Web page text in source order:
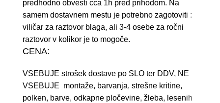
predhodno obvesti cca 1h pred prihodom. Na
samem dostavnem mestu je potrebno zagotoviti :
viličar za raztovor blaga, ali 3-4 osebe za ročni
raztovor v kolikor je to mogoče.
CENA:
VSEBUJE strošek dostave po SLO ter DDV, NE
VSEBUJE montaže, barvanja, strešne kritine,
polken, barve, odkapne pločevine, žleba, lesenih